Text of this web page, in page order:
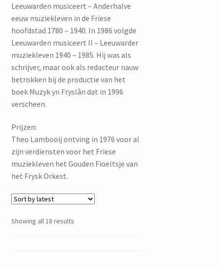
Leeuwarden musiceert – Anderhalve
eeuw muziekleven in de Friese
hoofdstad 1780 – 1940. In 1986 volgde
Leeuwarden musiceert II – Leeuwarder
muziekleven 1940 – 1985. Hij was als
schrijver, maar ook als redacteur nauw
betrokken bij de productie van het
boek Muzyk yn Fryslân dat in 1996
verscheen.
Prijzen:
Theo Lambooij ontving in 1976 voor al
zijn verdiensten voor het Friese
muziekleven het Gouden Fioeltsje van
het Frysk Orkest.
Showing all 18 results